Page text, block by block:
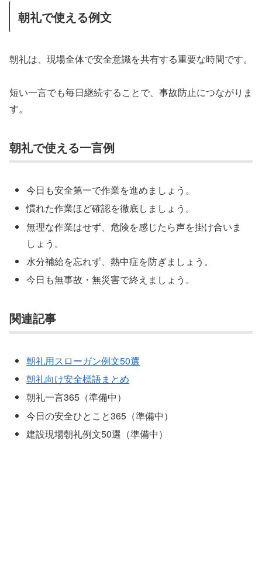
朝礼で使える例文
朝礼は、現場全体で安全意識を共有する重要な時間です。
短い一言でも毎日継続することで、事故防止につながりま
す。
朝礼で使える一言例
今日も安全第一で作業を進めましょう。
慣れた作業ほど確認を徹底しましょう。
無理な作業はせず、危険を感じたら声を掛け合いま
しょう。
水分補給を忘れず、熱中症を防ぎましょう。
今日も無事故・無災害で終えましょう。
関連記事
朝礼用スローガン例文50選
朝礼向け安全標語まとめ
朝礼一言365（準備中）
今日の安全ひとこと365（準備中）
建設現場朝礼例文50選（準備中）